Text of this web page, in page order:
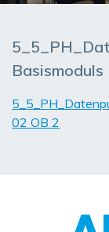
02 OB 2